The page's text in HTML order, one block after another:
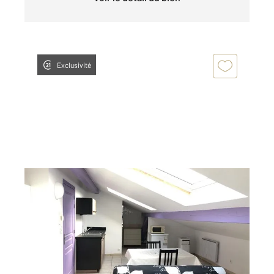
Exclusivité
ANNONAY 07
21,20 m2, 1 pièce
Ref : 5250
Appartement Studio à louer
290 €
par mois charges comprises